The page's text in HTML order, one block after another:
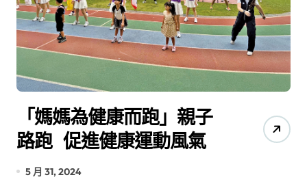
「媽媽為健康而跑」親子
路跑 促進健康運動風氣
5 月 31, 2024